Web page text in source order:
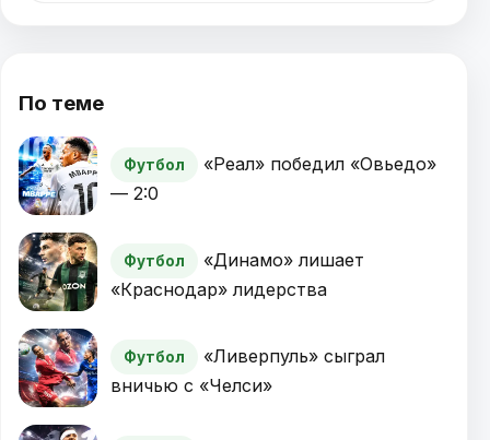
По теме
Футбол
«Реал» победил «Овьедо»
— 2:0
Футбол
«Динамо» лишает
«Краснодар» лидерства
Футбол
«Ливерпуль» сыграл
вничью с «Челси»